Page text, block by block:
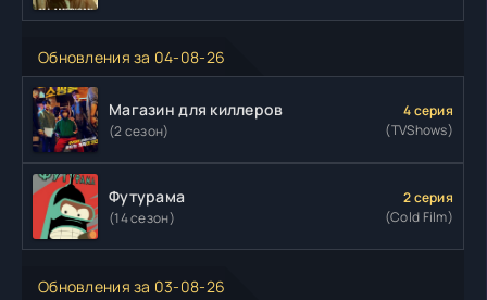
Обновления за 04-08-26
Магазин для киллеров
(2 сезон)
4 серия
(TVShows)
Футурама
(14 сезон)
2 серия
(Cold Film)
Обновления за 03-08-26